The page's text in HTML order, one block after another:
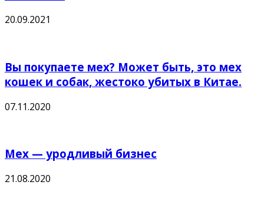
20.09.2021
Вы покупаете мех? Может быть, это мех
кошек и собак, жестоко убитых в Китае.
07.11.2020
Мех — уродливый бизнес
21.08.2020